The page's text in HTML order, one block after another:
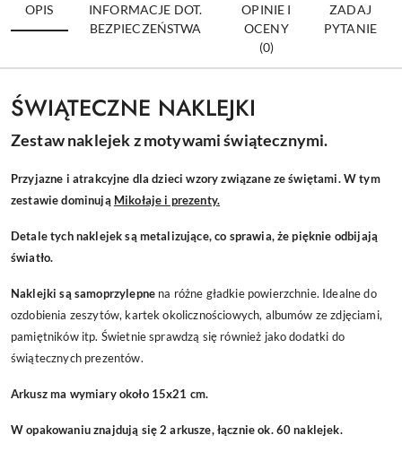
OPIS
INFORMACJE DOT.
BEZPIECZEŃSTWA
OPINIE I
OCENY
(0)
ZADAJ
PYTANIE
ŚWIĄTECZNE NAKLEJKI
Zestaw naklejek z motywami świątecznymi.
Przyjazne i atrakcyjne dla dzieci wzory związane ze świętami. W tym
zestawie dominują Mikołaje i prezenty.
Detale tych naklejek są metalizujące, co sprawia, że pięknie odbijają
światło.
Naklejki są samoprzylepne na różne gładkie powierzchnie. Idealne do
ozdobienia zeszytów, kartek okolicznościowych, albumów ze zdjęciami,
pamiętników itp. Świetnie sprawdzą się również jako dodatki do
świątecznych prezentów.
Arkusz ma wymiary około 15x21 cm.
W opakowaniu znajdują się 2 arkusze, łącznie ok. 60 naklejek.